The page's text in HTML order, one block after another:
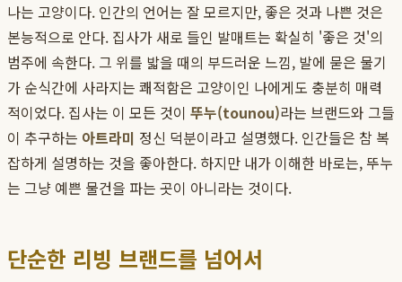
나는 고양이다. 인간의 언어는 잘 모르지만, 좋은 것과 나쁜 것은
본능적으로 안다. 집사가 새로 들인 발매트는 확실히 '좋은 것'의
범주에 속한다. 그 위를 밟을 때의 부드러운 느낌, 발에 묻은 물기
가 순식간에 사라지는 쾌적함은 고양이인 나에게도 충분히 매력
적이었다. 집사는 이 모든 것이 뚜누(tounou)라는 브랜드와 그들
이 추구하는 아트라미 정신 덕분이라고 설명했다. 인간들은 참 복
잡하게 설명하는 것을 좋아한다. 하지만 내가 이해한 바로는, 뚜누
는 그냥 예쁜 물건을 파는 곳이 아니라는 것이다.
단순한 리빙 브랜드를 넘어서